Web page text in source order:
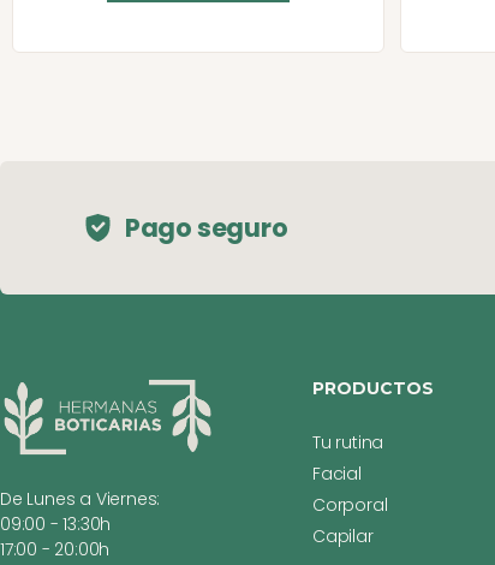
Pago seguro
De Lunes a Viernes:
09:00 - 13:30h
17:00 - 20:00h
PRODUCTOS
Tu rutina
Facial
Corporal
Capilar